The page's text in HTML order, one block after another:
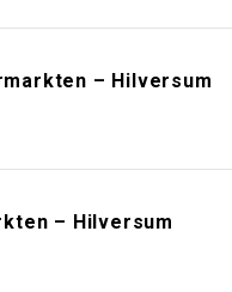
– Hilversum
– Hilversum